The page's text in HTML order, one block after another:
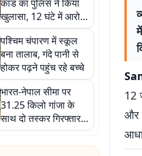
कांड का पुलिस ने किया
खुलासा, 12 घंटे में आरोपी
गिरफ्तार
पश्चिम चंपारण में स्कूल
बना तालाब, गंदे पानी से
होकर पढ़ने पहुंच रहे बच्चे
भारत-नेपाल सीमा पर
31.25 किलो गांजा के
साथ दो तस्कर गिरफ्तार,
नेपाली नंबर की बाइक
जब्त
12
और